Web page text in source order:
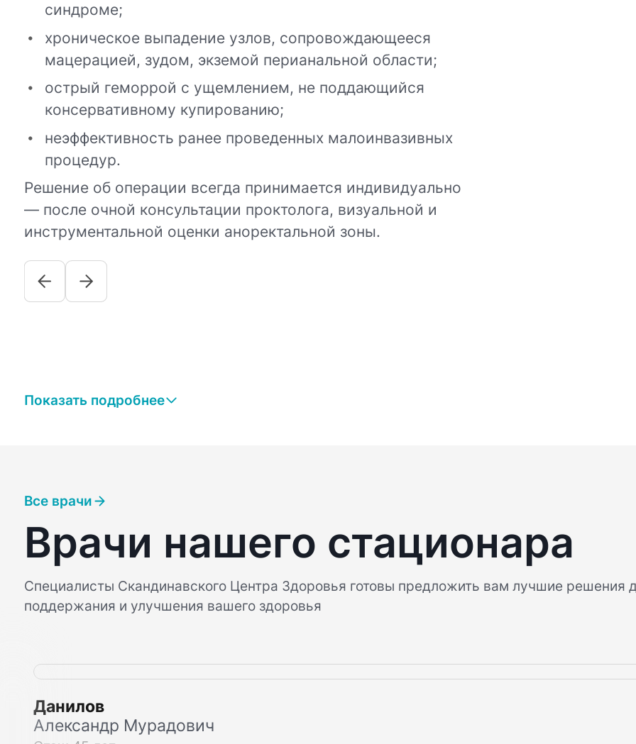
синдроме;
хроническое выпадение узлов, сопровождающееся
мацерацией, зудом, экземой перианальной области;
острый геморрой с ущемлением, не поддающийся
консервативному купированию;
неэффективность ранее проведенных малоинвазивных
процедур.
Решение об операции всегда принимается индивидуально
— после очной консультации проктолога, визуальной и
инструментальной оценки аноректальной зоны.
Показать подробнее
Все врачи
Врачи нашего стационара
Специалисты Скандинавского Центра Здоровья готовы предложить вам лучшие решения
поддержания и улучшения вашего здоровья
Данилов
Александр Мурадович